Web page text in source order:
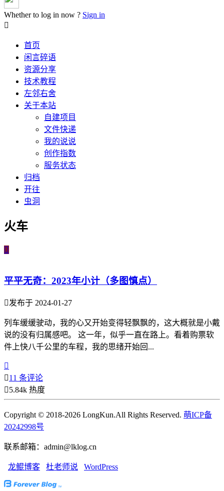
Whether to log in now ? Sign in

首页
闲言碎语
资源分享
技术教程
左邻右舍
关于本站
自建项目
文件快递
我的说说
创作指数
服务状态
归档
开往
虫洞
火车

平平无奇：2023年小计（多图慎点）
发布于 2024-01-27
列车缓缓驶动，我的心又开始变得轻飘飘的，这大概就是小戴
说的没有归属感吧。 这一年，似乎一直在路上。看着购票软
件上快八千公里的车程，我的思绪开始回...

11 条评论
5.84k 热度
Copyright © 2018-2026 LongKun.All Rights Reserved. 萌ICP备
20242998号
联系邮箱：admin@lklog.cn
龙鲲博客 杜老师说 WordPress